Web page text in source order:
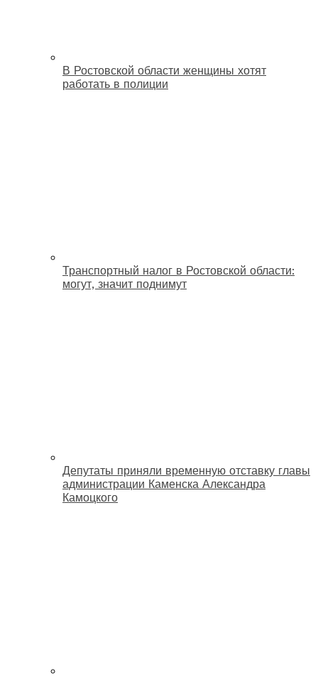
В Ростовской области женщины хотят
работать в полиции
Транспортный налог в Ростовской области:
могут, значит поднимут
Депутаты приняли временную отставку главы
администрации Каменска Александра
Камоцкого